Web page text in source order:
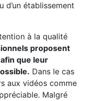
d’un établissement
à la qualité
proposent
que leur
Dans le cas
aux vidéos comme
Malgré